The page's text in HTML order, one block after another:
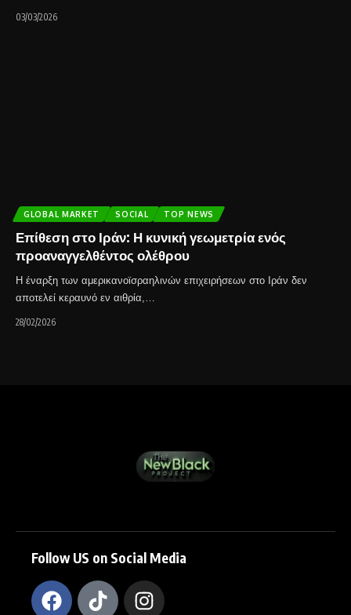
03/03/2026
GLOBAL MARKET SOCIAL TOP NEWS
Επίθεση στο Ιράν: Η κυνική γεωμετρία ενός
προαναγγελθέντος ολέθρου
Η έναρξη των αμερικανοϊσραηλινών επιχειρήσεων στο Ιράν δεν
αποτελεί κεραυνό εν αιθρία,…
28/02/2026
Follow US on Social Media